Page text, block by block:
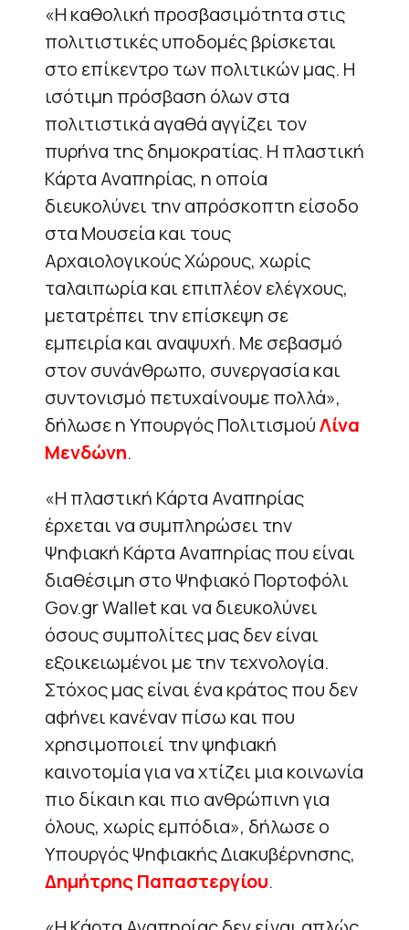
«Η καθολική προσβασιμότητα στις
πολιτιστικές υποδομές βρίσκεται
στο επίκεντρο των πολιτικών μας. Η
ισότιμη πρόσβαση όλων στα
πολιτιστικά αγαθά αγγίζει τον
πυρήνα της δημοκρατίας. Η πλαστική
Κάρτα Αναπηρίας, η οποία
διευκολύνει την απρόσκοπτη είσοδο
στα Μουσεία και τους
Αρχαιολογικούς Χώρους, χωρίς
ταλαιπωρία και επιπλέον ελέγχους,
μετατρέπει την επίσκεψη σε
εμπειρία και αναψυχή. Με σεβασμό
στον συνάνθρωπο, συνεργασία και
συντονισμό πετυχαίνουμε πολλά»,
δήλωσε η Υπουργός ΠολιτισμούΛίνα
Μενδώνη.
«Η πλαστική Κάρτα Αναπηρίας
έρχεται να συμπληρώσει την
Ψηφιακή Κάρτα Αναπηρίας που είναι
διαθέσιμη στο Ψηφιακό Πορτοφόλι
Gov.gr Wallet και να διευκολύνει
όσους συμπολίτες μας δεν είναι
εξοικειωμένοι με την τεχνολογία.
Στόχος μας είναι ένα κράτος που δεν
αφήνει κανέναν πίσω και που
χρησιμοποιεί την ψηφιακή
καινοτομία για να χτίζει μια κοινωνία
πιο δίκαιη και πιο ανθρώπινη για
όλους, χωρίς εμπόδια», δήλωσε ο
Υπουργός Ψηφιακής Διακυβέρνησης,
Δημήτρης Παπαστεργίου.